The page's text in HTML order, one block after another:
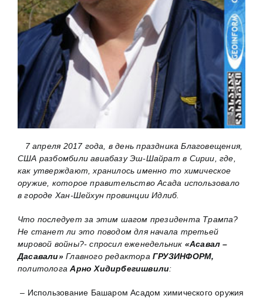
7 апреля 2017 года, в день праздникаБлаговещения,
США разбомбили авиабазу Эш-Шайрат в Сирии, где,
как утверждают, хранилось именно то химическое
оружие, которое правительство Асада использовало
в городе Хан-Шейхун провинции Идлиб.
Что последует за этим шагом президента Трампа?
Не станет ли это поводом для начала третьей
мировой войны?- спросил еженедельник «Асавал –
Дасавали»Главного редактораГРУЗИНФОРМ,
политологаАрно Хидирбегишвили:
– Использование Башаром Асадом химического оружия